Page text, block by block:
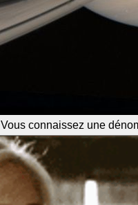
Vous connaissez une